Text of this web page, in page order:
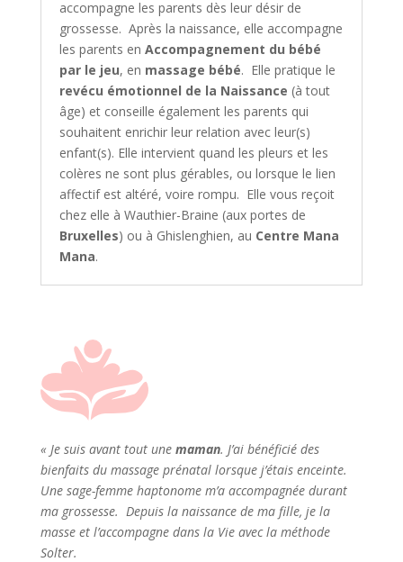
accompagne les parents dès leur désir de
grossesse. Après la naissance, elle accompagne
les parents en Accompagnement du bébé
par le jeu, en massage bébé. Elle pratique le
revécu émotionnel de la Naissance (à tout
âge) et conseille également les parents qui
souhaitent enrichir leur relation avec leur(s)
enfant(s). Elle intervient quand les pleurs et les
colères ne sont plus gérables, ou lorsque le lien
affectif est altéré, voire rompu. Elle vous reçoit
chez elle à Wauthier-Braine (aux portes de
Bruxelles) ou à Ghislenghien, au Centre Mana
Mana.
« Je suis avant tout une maman. J’ai bénéficié des
bienfaits du massage prénatal lorsque j’étais enceinte.
Une sage-femme haptonome m’a accompagnée durant
ma grossesse. Depuis la naissance de ma fille, je la
masse et l’accompagne dans la Vie avec la méthode
Solter.